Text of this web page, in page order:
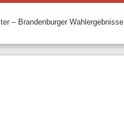
– Brandenburger Wahlergebnisse